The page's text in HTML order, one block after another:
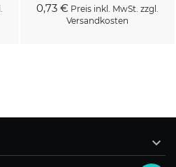
0,73 €Preis inkl. MwSt. zzgl.
Versandkosten
